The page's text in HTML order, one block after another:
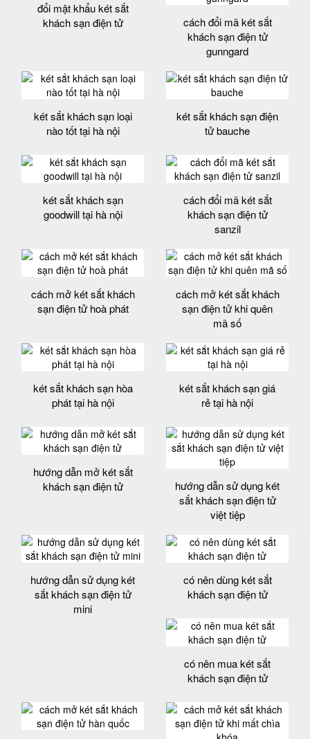
đổi mật khẩu két sắt
khách sạn điện tử
cách đổi mã két sắt
khách sạn điện tử
gunngard
két sắt khách sạn loại
nào tốt tại hà nội
két sắt khách sạn điện
tử bauche
két sắt khách sạn
goodwill tại hà nội
cách đổi mã két sắt
khách sạn điện tử
sanzil
cách mở két sắt khách
sạn điện tử hoà phát
cách mở két sắt khách
sạn điện tử khi quên
mã số
két sắt khách sạn hòa
phát tại hà nội
két sắt khách sạn giá
rẻ tại hà nội
hướng dẫn mở két sắt
khách sạn điện tử
hướng dẫn sử dụng két
sắt khách sạn điện tử
việt tiệp
hướng dẫn sử dụng két
sắt khách sạn điện tử
mini
có nên dùng két sắt
khách sạn điện tử
có nên mua két sắt
khách sạn điện tử